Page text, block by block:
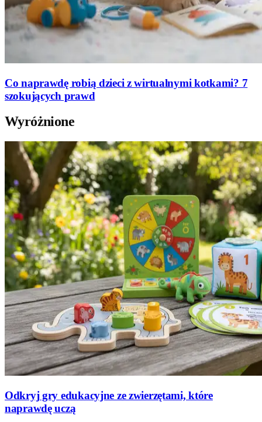
Co naprawdę robią dzieci z wirtualnymi kotkami? 7
szokujących prawd
Wyróżnione
Odkryj gry edukacyjne ze zwierzętami, które
naprawdę uczą